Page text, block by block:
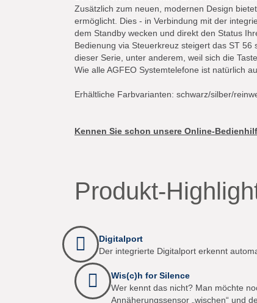
Zusätzlich zum neuen, modernen Design
ermöglicht. Dies - in Verbindung mit der
dem Standby wecken und direkt den Status
Bedienung via Steuerkreuz steigert das ST
dieser Serie, unter anderem, weil sich die
Wie alle AGFEO Systemtelefone ist natürlich
Erhältliche Farbvarianten: schwarz/silber/
Kennen Sie schon unsere Online-
Produkt-
Digitalport
Der integrierte Digitalport erkennt
Wis(c)h for Silence
Wer kennt das nicht? Man möchte
Annäherungssensor „wischen“ und